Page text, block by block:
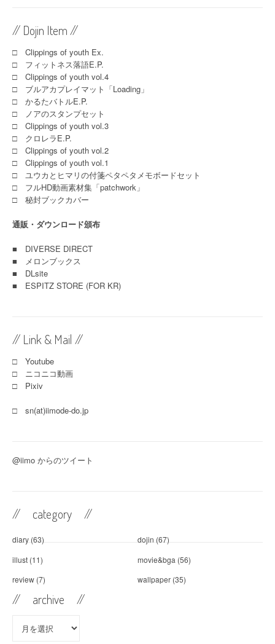
// Dojin Item //
□ Clippings of youth Ex.
□ フィットネス落語E.P.
□ Clippings of youth vol.4
□ ブルアカプレイマット「Loading」
□ かるたバトルE.P.
□ ノアのスタンプセット
□ Clippings of youth vol.3
□ クロレラE.P.
□ Clippings of youth vol.2
□ Clippings of youth vol.1
□ ユウカとヒマリの付箋ペタペタメモボードセット
□ フルHD動画素材集「patchwork」
□ 秘封ブックカバー
通販・ダウンロード頒布
■ DIVERSE DIRECT
■
メロンブックス
■ DLsite
■ ESPITZ STORE (FOR KR)
// Link & Mail //
□ Youtube
□ ニコニコ動画
□ Pixiv
□ sn(at)iimode-do.jp
@iimo からのツイート
// category //
diary (63) dojin (67)
illust (11) movie&bga (56)
review (7) wallpaper (35)
// archive //
archive //